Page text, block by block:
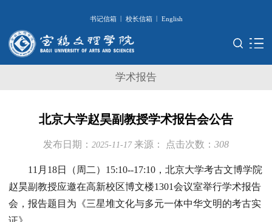
书记信箱 | 校长信箱 | English
学术报告
北京大学赵昊副教授学术报告会公告
发布日期： 2025-11-17 来源： 点击次数： 308
11月18日（周二）15:10--17:10，北京大学考古文博学院
赵昊副教授应邀在高新校区博文楼1301会议室举行学术报告
会，报告题目为《三星堆文化与多元一体中华文明的考古实